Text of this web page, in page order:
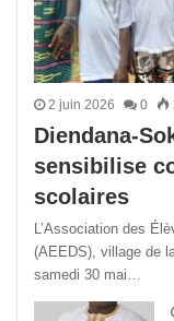
2 juin 2026 0
Diendana-
sensibilise
scolaires
L’Association des
(AEEDS), village de
samedi 30 mai…